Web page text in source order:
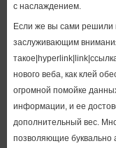
с наслаждением.
Если же вы сами решили
заслуживающим
нового веба, как клей
огромной помойке
информации, и ее
дополнительный вес.
позволяющие буквально